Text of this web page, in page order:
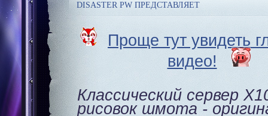
DISASTER PW ПРЕДСТАВЛЯЕТ
Проще тут увидеть
видео!
Классический сервер
рисовок шмота -